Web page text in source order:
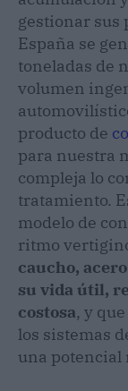
gestionar sus
España se
toneladas de
volumen
producto de
para nuestra
compleja lo
tratamiento.
modelo de
ritmo
caucho,
su vida útil,
costosa, y
los sistemas
una